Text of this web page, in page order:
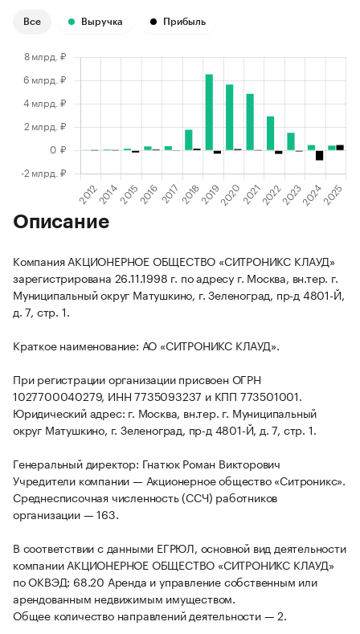
Все Выручка Прибыль
Описание
Компания АКЦИОНЕРНОЕ ОБЩЕСТВО «СИТРОНИКС КЛАУД»
зарегистрирована 26.11.1998 г. по адресу г. Москва, вн.тер. г.
Муниципальный округ Матушкино, г. Зеленоград, пр-д 4801-Й,
д. 7, стр. 1.
Краткое наименование: АО «СИТРОНИКС КЛАУД».
При регистрации организации присвоен ОГРН
1027700040279, ИНН 7735093237 и КПП 773501001.
Юридический адрес: г. Москва, вн.тер. г. Муниципальный
округ Матушкино, г. Зеленоград, пр-д 4801-Й, д. 7, стр. 1.
Генеральный директор: Гнатюк Роман Викторович
Учредители компании — Акционерное общество «Ситроникс».
Среднесписочная численность (ССЧ) работников
организации — 163.
В соответствии с данными ЕГРЮЛ, основной вид деятельности
компании АКЦИОНЕРНОЕ ОБЩЕСТВО «СИТРОНИКС КЛАУД»
по ОКВЭД: 68.20 Аренда и управление собственным или
арендованным недвижимым имуществом.
Общее количество направлений деятельности — 2.